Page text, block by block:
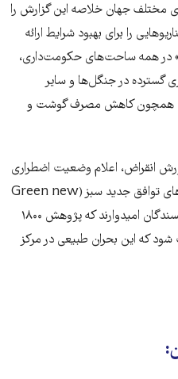
مختلف جهان خلاصه این گزارش را
را برای بهبود شرایط ارائه
در همه ساحت‌های حکومت‌داری،
گسترده در جنگل‌ها و سایر
همچون کاهش مصرف گوشت و
انقراض، اعلام وضعیت اضطراری
جوی از سوی پارلمان بریتانیا، و بحث‌های توافق جدید سبز (Green new
deal) در ایالات متحده و اسپانیا، نویسندگان امیدوارند که پژوهش ۱۸۰۰
شود که این بحران طبیعی در مرکز